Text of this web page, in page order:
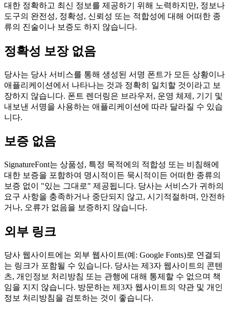
대한 정확하고 최신 정보를 제공하기 위해 노력하지만, 정보나
도구의 완전성, 정확성, 신뢰성 또는 적합성에 대해 어떠한 종
류의 진술이나 보증도 하지 않습니다.
정확성 보장 없음
당사는 당사 서비스를 통해 생성된 서명 폰트가 모든 상황이나
애플리케이션에서 나타나는 것과 정확히 일치할 것이라고 보
장하지 않습니다. 폰트 렌더링은 브라우저, 운영 체제, 기기 및
내보낸 서명을 사용하는 애플리케이션에 따라 달라질 수 있습
니다.
보증 없음
SignatureFont는 상품성, 특정 목적에의 적합성 또는 비침해에
대한 보증을 포함하여 명시적이든 묵시적이든 어떠한 종류의
보증 없이 "있는 그대로" 제공됩니다. 당사는 서비스가 귀하의
요구 사항을 충족하거나 중단되지 않고, 시기적절하며, 안전하
거나, 오류가 없음을 보증하지 않습니다.
외부 링크
당사 웹사이트에는 외부 웹사이트(예: Google Fonts)로 연결되
는 링크가 포함될 수 있습니다. 당사는 제3자 웹사이트의 콘텐
츠, 개인정보 처리방침 또는 관행에 대해 통제할 수 없으며 책
임을 지지 않습니다. 방문하는 제3자 웹사이트의 약관 및 개인
정보 처리방침을 검토하는 것이 좋습니다.